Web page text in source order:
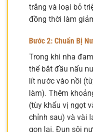
trắng và loại bỏ
đồng thời làm
Bước 2: Chuẩn Bị
Trong khi nha
thể bắt đầu nấu
lít nước vào nồi
làm). Thêm
(tùy khẩu vị ngọt
chỉnh sau) và vài
gọn lại. Đun sôi